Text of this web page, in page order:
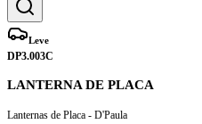
Leve
DP3.003C
LANTERNA DE PLACA
Lanternas de Placa - D'Paula